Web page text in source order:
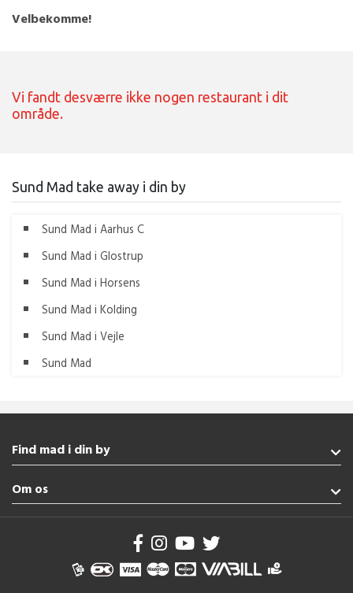
Velbekomme!
Vi fandt desværre ikke nogen restaurant i dit
område.
Sund Mad take away i din by
Sund Mad i Aarhus C
Sund Mad i Glostrup
Sund Mad i Horsens
Sund Mad i Kolding
Sund Mad i Vejle
Sund Mad
Find mad i din by
Aabenraa
Sønderborg
Broager
Se flere byer
Om os
Handelsbetingelser